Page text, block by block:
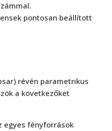
pontosan beállított
révén parametrikus
a következőket
egyes fényforrások